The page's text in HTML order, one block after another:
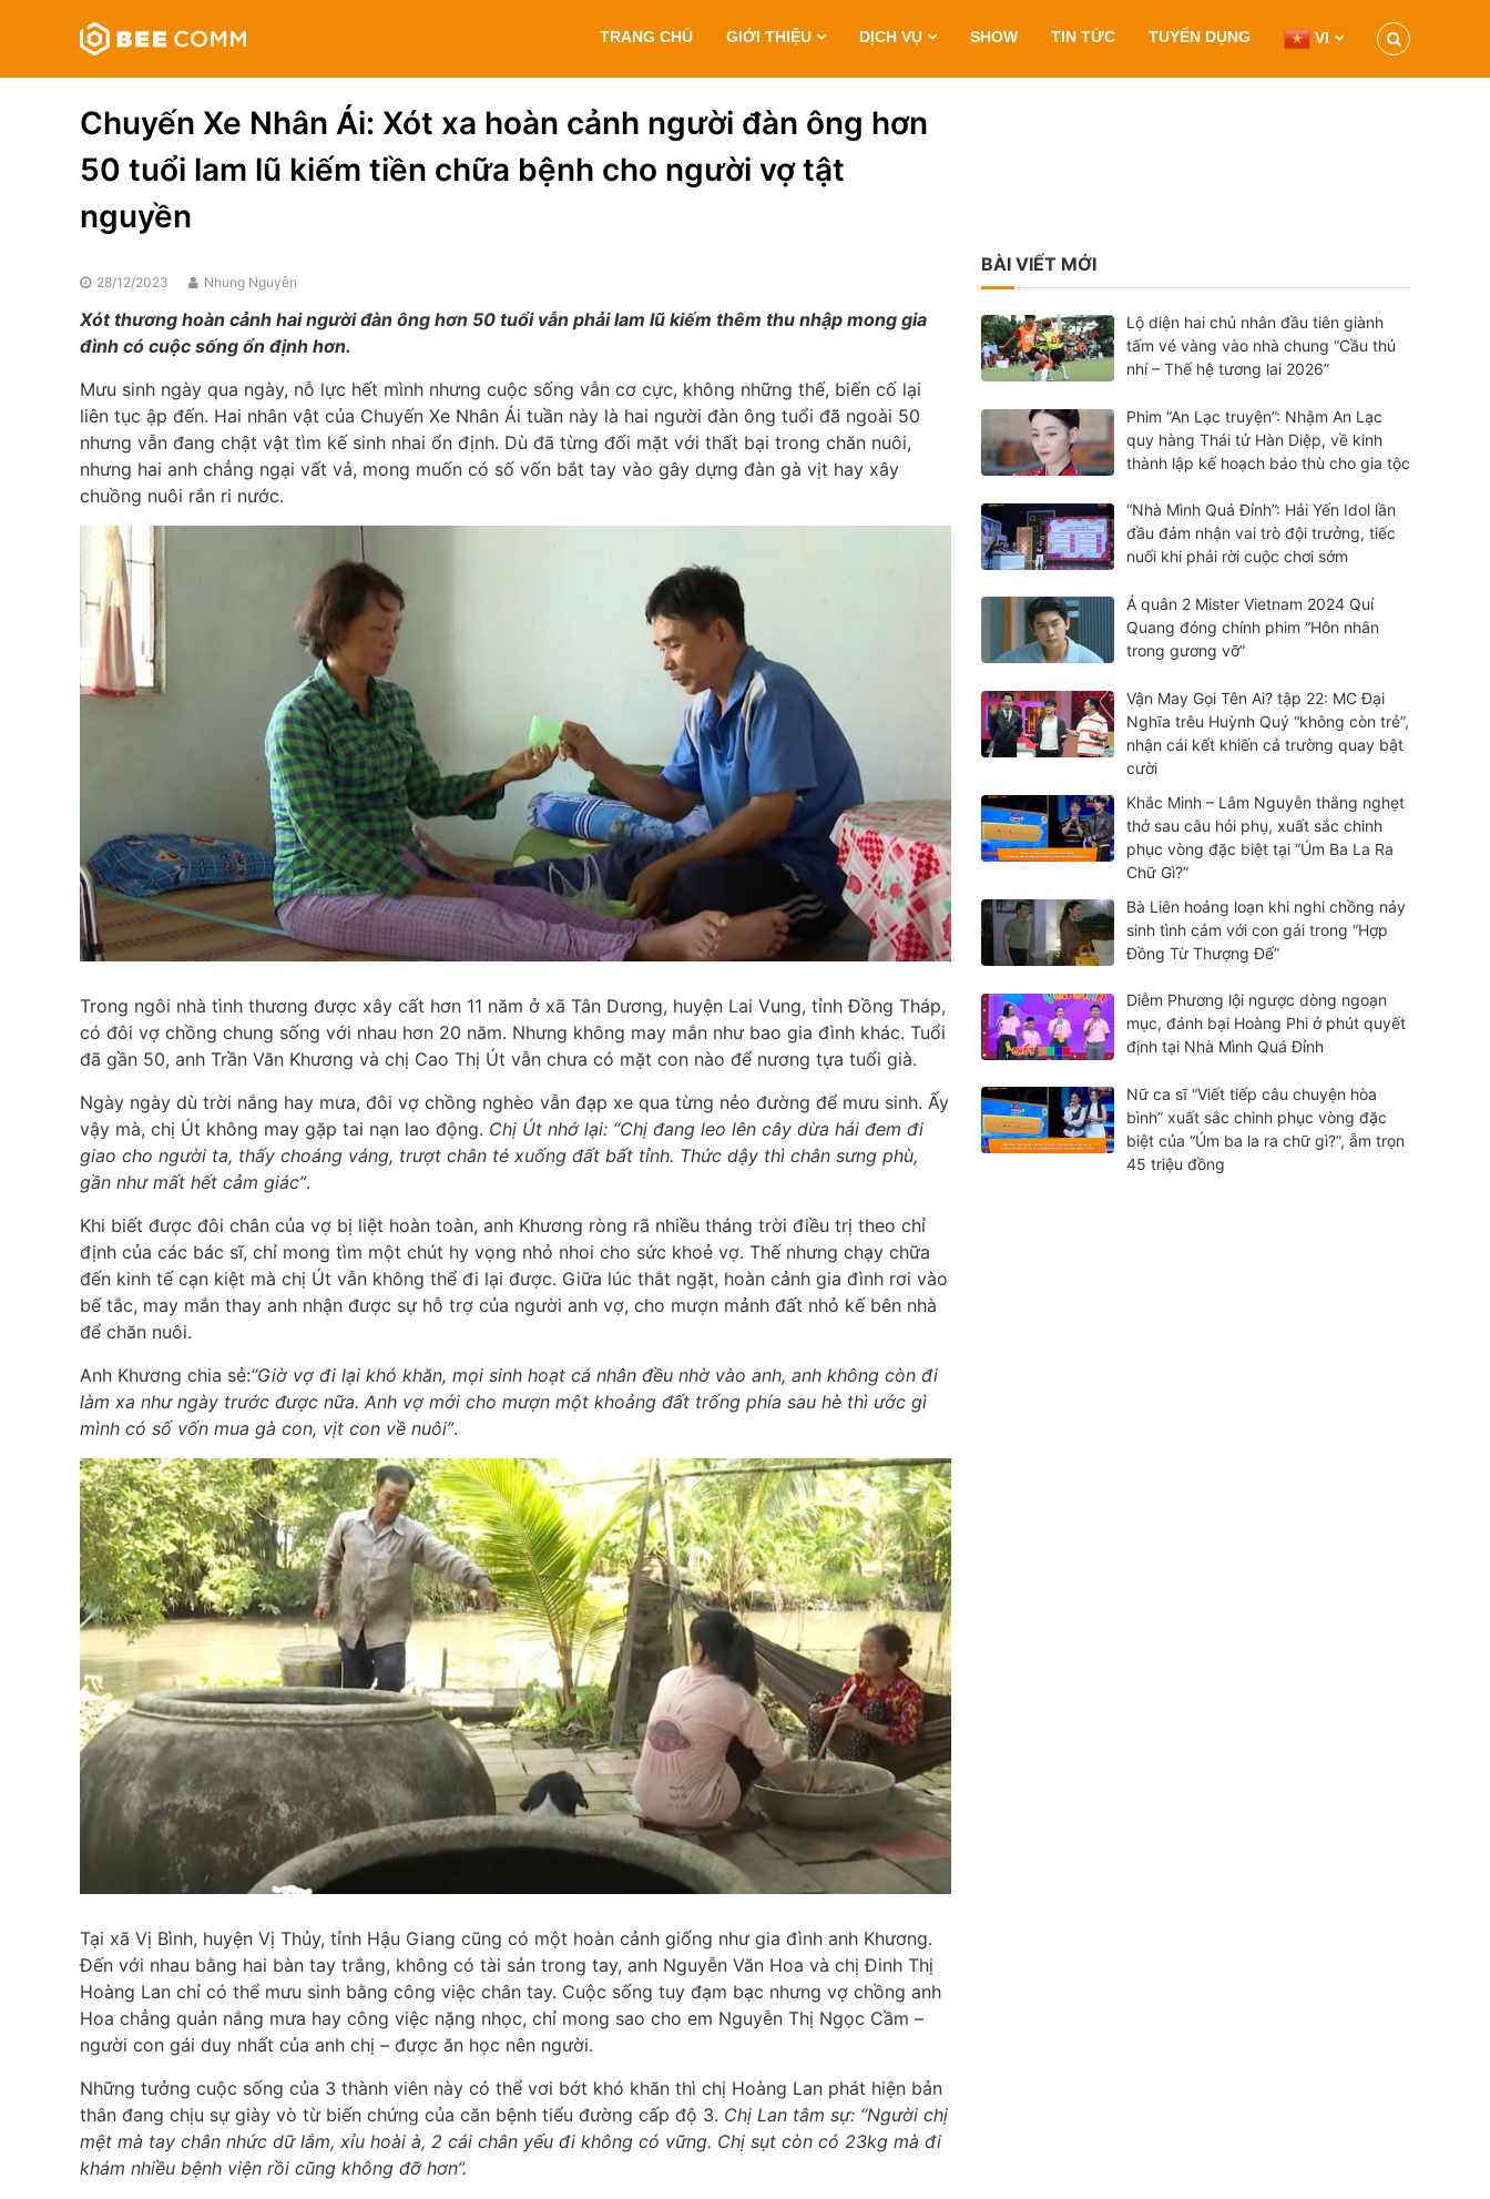
Bee
Comm
Truyền
đa
phương
tiện
TRANG CHỦ GIỚI THIỆU DỊCH VỤ SHOW TIN TỨC TUYỂN DỤNG VI
Chuyến Xe Nhân Ái: Xót xa hoàn cảnh người đàn ông hơn
50 tuổi lam lũ kiếm tiền chữa bệnh cho người vợ tật
nguyền
28/12/2023 Nhung Nguyễn
Xót thương hoàn cảnh hai người đàn ông hơn 50 tuổi vẫn phải lam lũ kiếm thêm thu nhập mong gia
đình có cuộc sống ổn định hơn.
Mưu sinh ngày qua ngày, nỗ lực hết mình nhưng cuộc sống vẫn cơ cực, không những thế, biến cố lại
liên tục ập đến. Hai nhân vật của Chuyến Xe Nhân Ái tuần này là hai người đàn ông tuổi đã ngoài 50
nhưng vẫn đang chật vật tìm kế sinh nhai ổn định. Dù đã từng đối mặt với thất bại trong chăn nuôi,
nhưng hai anh chẳng ngại vất vả, mong muốn có số vốn bắt tay vào gây dựng đàn gà vịt hay xây
chuồng nuôi rắn ri nước.
Trong ngôi nhà tình thương được xây cất hơn 11 năm ở xã Tân Dương, huyện Lai Vung, tỉnh Đồng Tháp,
có đôi vợ chồng chung sống với nhau hơn 20 năm. Nhưng không may mắn như bao gia đình khác. Tuổi
đã gần 50, anh Trần Văn Khương và chị Cao Thị Út vẫn chưa có mặt con nào để nương tựa tuổi già.
Ngày ngày dù trời nắng hay mưa, đôi vợ chồng nghèo vẫn đạp xe qua từng nẻo đường để mưu sinh. Ấy
vậy mà, chị Út không may gặp tai nạn lao động. Chị Út nhớ lại: “Chị đang leo lên cây dừa hái đem đi
giao cho người ta, thấy choáng váng, trượt chân té xuống đất bất tỉnh. Thức dậy thì chân sưng phù,
gần như mất hết cảm giác”.
Khi biết được đôi chân của vợ bị liệt hoàn toàn, anh Khương ròng rã nhiều tháng trời điều trị theo chỉ
định của các bác sĩ, chỉ mong tìm một chút hy vọng nhỏ nhoi cho sức khoẻ vợ. Thế nhưng chạy chữa
đến kinh tế cạn kiệt mà chị Út vẫn không thể đi lại được. Giữa lúc thắt ngặt, hoàn cảnh gia đình rơi vào
bế tắc, may mắn thay anh nhận được sự hỗ trợ của người anh vợ, cho mượn mảnh đất nhỏ kế bên nhà
để chăn nuôi.
Anh Khương chia sẻ:“Giờ vợ đi lại khó khăn, mọi sinh hoạt cá nhân đều nhờ vào anh, anh không còn đi
làm xa như ngày trước được nữa. Anh vợ mới cho mượn một khoảng đất trống phía sau hè thì ước gì
mình có số vốn mua gà con, vịt con về nuôi”.
Tại xã Vị Bình, huyện Vị Thủy, tỉnh Hậu Giang cũng có một hoàn cảnh giống như gia đình anh Khương.
Đến với nhau bằng hai bàn tay trắng, không có tài sản trong tay, anh Nguyễn Văn Hoa và chị Đinh Thị
Hoàng Lan chỉ có thể mưu sinh bằng công việc chân tay. Cuộc sống tuy đạm bạc nhưng vợ chồng anh
Hoa chẳng quản nắng mưa hay công việc nặng nhọc, chỉ mong sao cho em Nguyễn Thị Ngọc Cầm –
người con gái duy nhất của anh chị – được ăn học nên người.
Những tưởng cuộc sống của 3 thành viên này có thể vơi bớt khó khăn thì chị Hoàng Lan phát hiện bản
thân đang chịu sự giày vò từ biến chứng của căn bệnh tiểu đường cấp độ 3. Chị Lan tâm sự: “Người chị
mệt mà tay chân nhức dữ lắm, xỉu hoài à, 2 cái chân yếu đi không có vững. Chị sụt còn có 23kg mà đi
khám nhiều bệnh viện rồi cũng không đỡ hơn”.
BÀI VIẾT MỚI
Lộ diện hai chủ nhân đầu tiên giành
tấm vé vàng vào nhà chung “Cầu thủ
nhí – Thế hệ tương lai 2026”
Phim “An Lạc truyện”: Nhậm An Lạc
quy hàng Thái tử Hàn Diệp, về kinh
thành lập kế hoạch báo thù cho gia tộc
“Nhà Mình Quá Đỉnh”: Hải Yến Idol lần
đầu đảm nhận vai trò đội trưởng, tiếc
nuối khi phải rời cuộc chơi sớm
Á quân 2 Mister Vietnam 2024 Quí
Quang đóng chính phim “Hôn nhân
trong gương vỡ”
Vận May Gọi Tên Ai? tập 22: MC Đại
Nghĩa trêu Huỳnh Quý “không còn trẻ”,
nhận cái kết khiến cả trường quay bật
cười
Khắc Minh – Lâm Nguyễn thắng nghẹt
thở sau câu hỏi phụ, xuất sắc chinh
phục vòng đặc biệt tại “Úm Ba La Ra
Chữ Gì?”
Bà Liên hoảng loạn khi nghi chồng nảy
sinh tình cảm với con gái trong “Hợp
Đồng Từ Thượng Đế”
Diễm Phương lội ngược dòng ngoạn
mục, đánh bại Hoàng Phi ở phút quyết
định tại Nhà Mình Quá Đỉnh
Nữ ca sĩ “Viết tiếp câu chuyện hòa
bình” xuất sắc chinh phục vòng đặc
biệt của “Úm ba la ra chữ gì?”, ẵm trọn
45 triệu đồng